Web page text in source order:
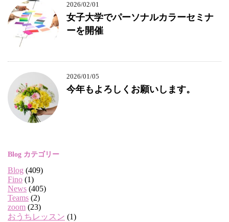
2026/02/01
女子大学でパーソナルカラーセミナ
ーを開催
2026/01/05
今年もよろしくお願いします。
Blog カテゴリー
Blog (409)
Fino (1)
News (405)
Teams (2)
zoom (23)
おうちレッスン (1)